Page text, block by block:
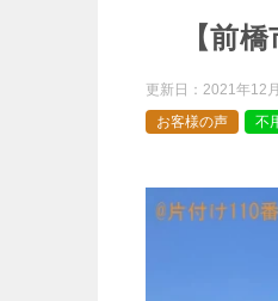
【前
更新日： 2021年12
お客様の声
不